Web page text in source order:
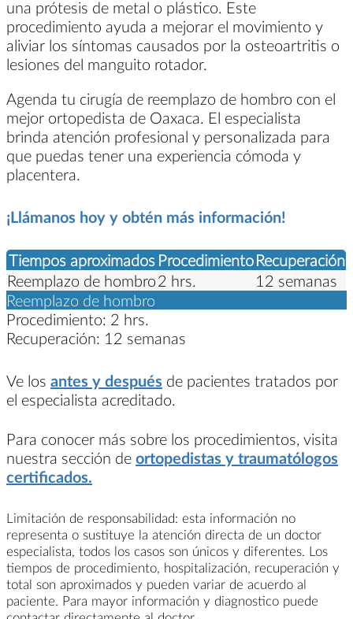
una prótesis de metal o plástico. Este
procedimiento ayuda a mejorar el movimiento y
aliviar los síntomas causados por la osteoartritis o
lesiones del manguito rotador.
Agenda tu cirugía de reemplazo de hombro con el
mejor ortopedista de Oaxaca. El especialista
brinda atención profesional y personalizada para
que puedas tener una experiencia cómoda y
placentera.
¡Llámanos hoy y obtén más información!
Tiempos aproximados ProcedimientoRecuperación
Reemplazo de hombro2 hrs.
12 semanas
Reemplazo de hombro
Procedimiento: 2 hrs.
Recuperación: 12 semanas
Ve los antes y después de pacientes tratados por
el especialista acreditado.
Para conocer más sobre los procedimientos, visita
nuestra sección de ortopedistas y traumatólogos
certificados.
Limitación de responsabilidad: esta información no
representa o sustituye la atención directa de un doctor
especialista, todos los casos son únicos y diferentes. Los
tiempos de procedimiento, hospitalización, recuperación y
total son aproximados y pueden variar de acuerdo al
paciente. Para mayor información y diagnostico puede